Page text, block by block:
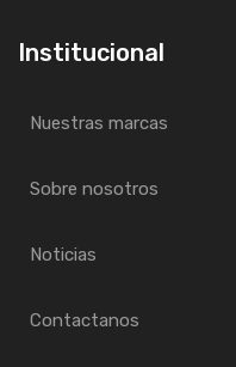
Institucional
Nuestras marcas
Sobre nosotros
Noticias
Contactanos